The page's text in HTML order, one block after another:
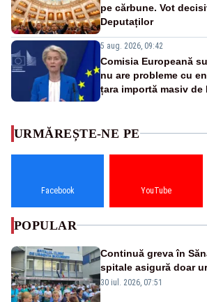
pe cărbune. Vot
Deputaților
5 aug. 2026, 09:42
Comisia Europeană
nu are probleme cu
țara importă masiv de
URMĂREȘTE-NE PE
Facebook YouTube
POPULAR
Continuă greva în
spitale asigură doar
30 iul. 2026, 07:51